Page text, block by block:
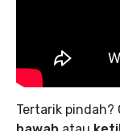
Tertarik pindah?